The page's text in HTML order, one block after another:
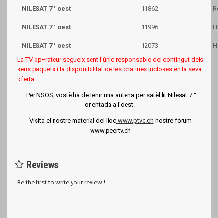
NILESAT 7 ° oest 11862
NILESAT 7 ° oest 11996
NILESAT 7 ° oest 12073
La TV op￩rateur segueix sent l'únic responsable del contingut dels
seus paquets i la disponibilitat de les cha￮nes incloses en la seva
oferta.
Per NSOS, vostè ha de tenir una antena per satèl·lit Nilesat 7 °
orientada a l'oest.
Visita el nostre material del llocwww.ptvc.ch nostre fòrum
www.peertv.ch
Reviews
Be the first to write your review !